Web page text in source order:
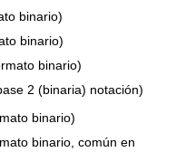
binario)
binario)
binario)
2 (binaria) notación)
binario)
binario, común en